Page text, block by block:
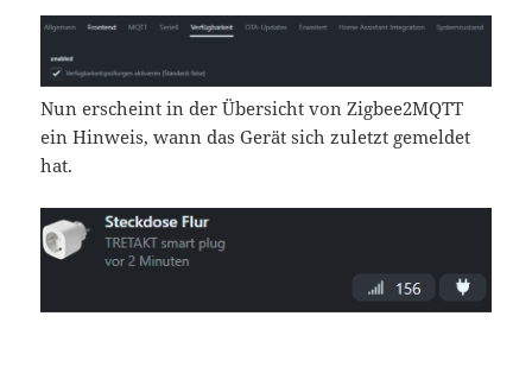
Nun erscheint in der Übersicht von Zigbee2MQTT
ein Hinweis, wann das Gerät sich zuletzt gemeldet
hat.